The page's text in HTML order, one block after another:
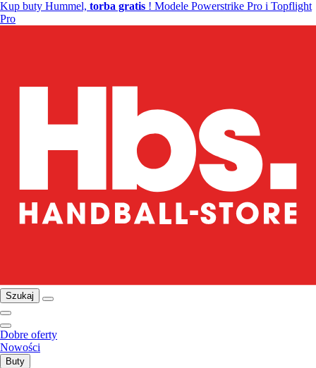
Kup buty Hummel, torba gratis ! Modele Powerstrike Pro i Topflight
Pro
Szukaj
Dobre oferty
Nowości
Buty